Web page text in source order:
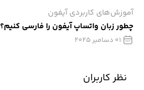
آموزش‌های کاربردی آیفون
چطور زبان واتساپ آیفون را فارسی کنیم؟
01 دسامبر 2025
نظر کاربران